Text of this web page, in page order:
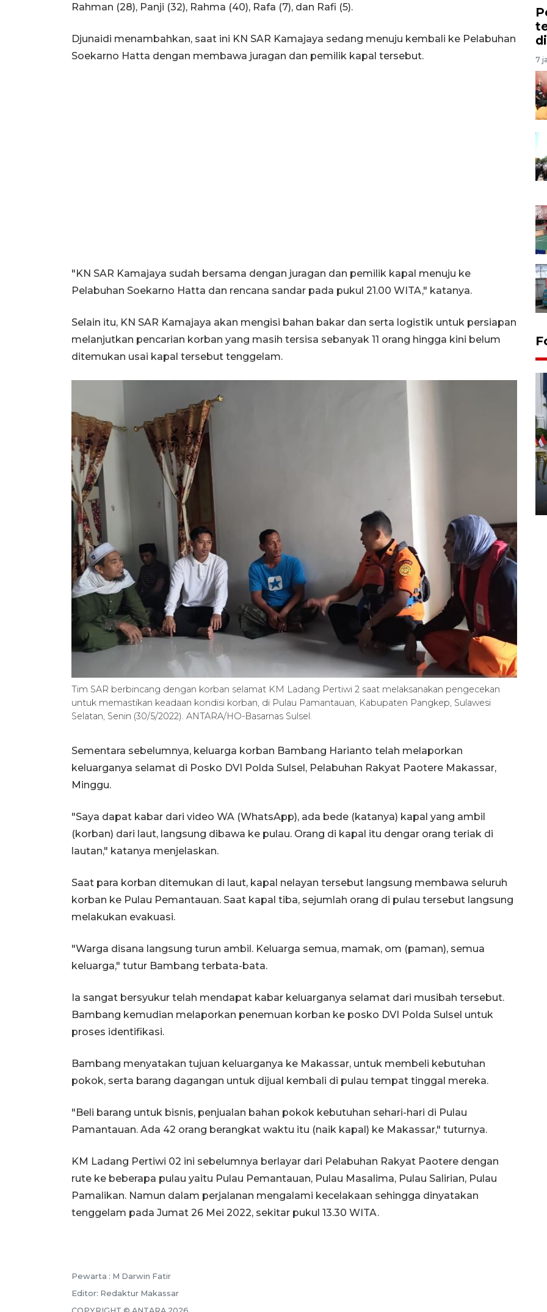
Rahman (28), Panji (32), Rahma (40), Rafa (7), dan Rafi (5).
Djunaidi menambahkan, saat ini KN SAR Kamajaya sedang menuju kembali ke Pelabuhan
Soekarno Hatta dengan membawa juragan dan pemilik kapal tersebut.
"KN SAR Kamajaya sudah bersama dengan juragan dan pemilik kapal menuju ke
Pelabuhan Soekarno Hatta dan rencana sandar pada pukul 21.00 WITA," katanya.
Selain itu, KN SAR Kamajaya akan mengisi bahan bakar dan serta logistik untuk persiapan
melanjutkan pencarian korban yang masih tersisa sebanyak 11 orang hingga kini belum
ditemukan usai kapal tersebut tenggelam.
Tim SAR berbincang dengan korban selamat KM Ladang Pertiwi 2 saat melaksanakan pengecekan
untuk memastikan keadaan kondisi korban, di Pulau Pamantauan, Kabupaten Pangkep, Sulawesi
Selatan, Senin (30/5/2022). ANTARA/HO-Basarnas Sulsel.
Sementara sebelumnya, keluarga korban Bambang Harianto telah melaporkan
keluarganya selamat di Posko DVI Polda Sulsel, Pelabuhan Rakyat Paotere Makassar,
Minggu.
"Saya dapat kabar dari video WA (WhatsApp), ada bede (katanya) kapal yang ambil
(korban) dari laut, langsung dibawa ke pulau. Orang di kapal itu dengar orang teriak di
lautan," katanya menjelaskan.
Saat para korban ditemukan di laut, kapal nelayan tersebut langsung membawa seluruh
korban ke Pulau Pemantauan. Saat kapal tiba, sejumlah orang di pulau tersebut langsung
melakukan evakuasi.
"Warga disana langsung turun ambil. Keluarga semua, mamak, om (paman), semua
keluarga," tutur Bambang terbata-bata.
Ia sangat bersyukur telah mendapat kabar keluarganya selamat dari musibah tersebut.
Bambang kemudian melaporkan penemuan korban ke posko DVI Polda Sulsel untuk
proses identifikasi.
Bambang menyatakan tujuan keluarganya ke Makassar, untuk membeli kebutuhan
pokok, serta barang dagangan untuk dijual kembali di pulau tempat tinggal mereka.
"Beli barang untuk bisnis, penjualan bahan pokok kebutuhan sehari-hari di Pulau
Pamantauan. Ada 42 orang berangkat waktu itu (naik kapal) ke Makassar," tuturnya.
KM Ladang Pertiwi 02 ini sebelumnya berlayar dari Pelabuhan Rakyat Paotere dengan
rute ke beberapa pulau yaitu Pulau Pemantauan, Pulau Masalima, Pulau Salirian, Pulau
Pamalikan. Namun dalam perjalanan mengalami kecelakaan sehingga dinyatakan
tenggelam pada Jumat 26 Mei 2022, sekitar pukul 13.30 WITA.
Pewarta : M Darwin Fatir
Editor: Redaktur Makassar
7
02 April 2026 12:51 WIB